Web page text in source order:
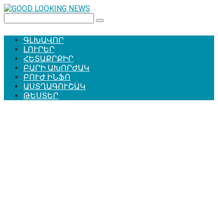
Перейти
контенту
ԳԼԽԱՎՈՐ
ԼՈՒՐԵՐ
ՀԵՏԱՔՐՔԻՐ
ԲԱՐԻ ԱԽՈՐԺԱԿ
ԲՈՒԺ ԻՆՖՈ
ԱՍՏՂԱԳՈՒՇԱԿ
ԹԵՍՏԵՐ